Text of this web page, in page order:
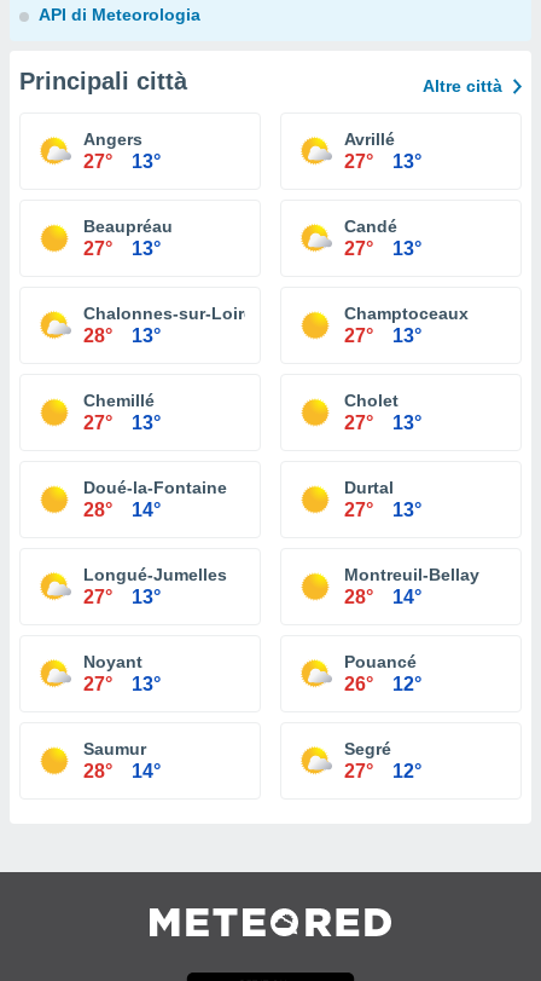
API di Meteorologia
Principali città Altre città
Angers
27° 13°
Avrillé
27° 13°
Beaupréau
27° 13°
Candé
27° 13°
Chalonnes-sur-Loire
28° 13°
Champtoceaux
27° 13°
Chemillé
27° 13°
Cholet
27° 13°
Doué-la-Fontaine
28° 14°
Durtal
27° 13°
Longué-Jumelles
27° 13°
Montreuil-Bellay
28° 14°
Noyant
27° 13°
Pouancé
26° 12°
Saumur
28° 14°
Segré
27° 12°